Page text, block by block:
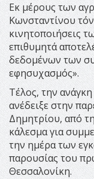
Εκ μέρους των
Κωνσταντίνου
κινητοποιήσεις
επιθυμητά
δεδομένων των
εφησυχασμός».
Τέλος, την ανάγκη
ανέδειξε στην
Δημητρίου, από
κάλεσμα για
την ημέρα των
παρουσίας του
Θεσσαλονίκη.